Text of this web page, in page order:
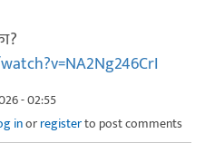
- 02:55
inorregisterto post comments